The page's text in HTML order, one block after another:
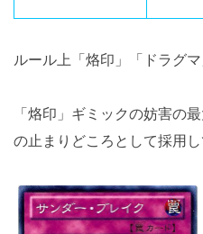
ルール上「烙印」「ドラグ
「烙印」ギミックの妨害の
の止まりどころとして採用し